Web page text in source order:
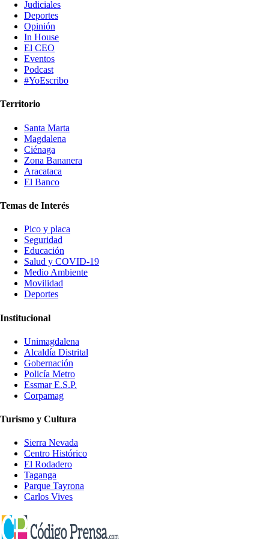
Judiciales
Deportes
Opinión
In House
El CEO
Eventos
Podcast
#YoEscribo
Territorio
Santa Marta
Magdalena
Ciénaga
Zona Bananera
Aracataca
El Banco
Temas de Interés
Pico y placa
Seguridad
Educación
Salud y COVID-19
Medio Ambiente
Movilidad
Deportes
Institucional
Unimagdalena
Alcaldía Distrital
Gobernación
Policía Metro
Essmar E.S.P.
Corpamag
Turismo y Cultura
Sierra Nevada
Centro Histórico
El Rodadero
Taganga
Parque Tayrona
Carlos Vives